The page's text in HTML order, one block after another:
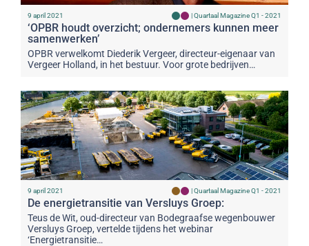
9 april 2021 |Quartaal Magazine Q1 - 2021
‘OPBR houdt overzicht; ondernemers kunnen meer
samenwerken’
OPBR verwelkomt Diederik Vergeer, directeur-eigenaar van
Vergeer Holland, in het bestuur. Voor grote bedrijven…
9 april 2021 |Quartaal Magazine Q1 - 2021
De energietransitie van Versluys Groep:
Teus de Wit, oud-directeur van Bodegraafse wegenbouwer
Versluys Groep, vertelde tijdens het webinar
‘Energietransitie…